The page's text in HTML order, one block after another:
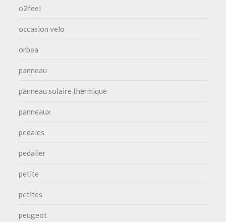
o2feel
occasion velo
orbea
panneau
panneau solaire thermique
panneaux
pedales
pedalier
petite
petites
peugeot